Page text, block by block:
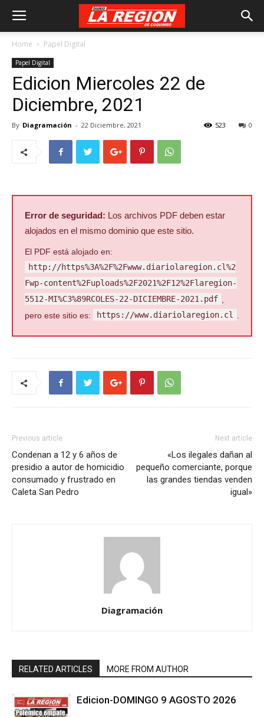
Home Papel Digital
Papel Digital
Edicion Miercoles 22 de
Diciembre, 2021
By Diagramación - 22 Diciembre, 2021 0
523
Error de seguridad: Los archivos PDF deben estar
alojados en el mismo dominio que este sitio.
El PDF está alojado en:
http://https%3A%2F%2Fwww.diariolaregion.cl%2
Fwp-content%2Fuploads%2F2021%2F12%2Flaregion-
5512-MI%C3%89RCOLES-22-DICIEMBRE-2021.pdf ,
pero este sitio es:
https://www.diariolaregion.cl .
Previous article
Condenan a 12 y 6 años de
presidio a autor de homicidio
consumado y frustrado en
Caleta San Pedro
Next article
«Los ilegales dañan al
pequeño comerciante, porque
las grandes tiendas venden
igual»
Diagramación
RELATED ARTICLES MORE FROM AUTHOR
Edicion-DOMINGO 9 AGOSTO 2026